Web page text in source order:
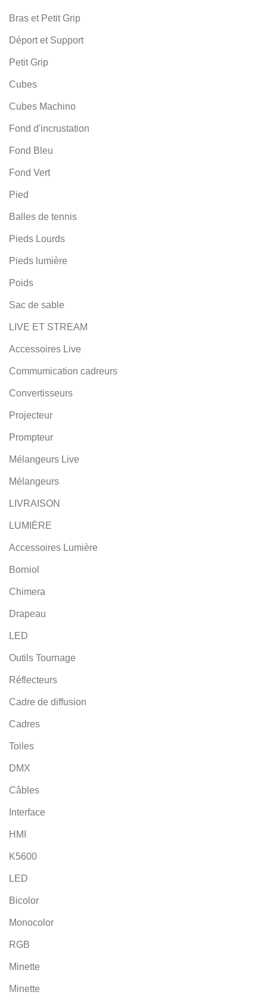
Bras et Petit Grip
Déport et Support
Petit Grip
Cubes
Cubes Machino
Fond d'incrustation
Fond Bleu
Fond Vert
Pied
Balles de tennis
Pieds Lourds
Pieds lumière
Poids
Sac de sable
LIVE ET STREAM
Accessoires Live
Commumication cadreurs
Convertisseurs
Projecteur
Prompteur
Mélangeurs Live
Mélangeurs
LIVRAISON
LUMIÈRE
Accessoires Lumière
Borniol
Chimera
Drapeau
LED
Outils Tournage
Réflecteurs
Cadre de diffusion
Cadres
Toiles
DMX
Câbles
Interface
HMI
K5600
LED
Bicolor
Monocolor
RGB
Minette
Minette